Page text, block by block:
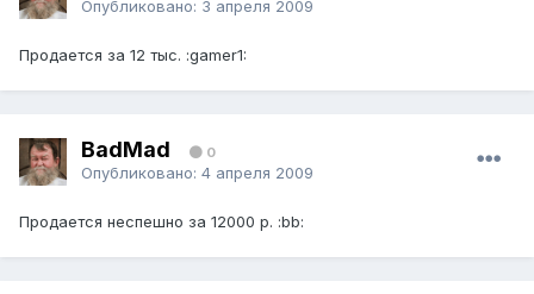
Опубликовано: 3 апреля 2009
Продается за 12 тыс. :gamer1:
BadMad 0
Опубликовано: 4 апреля 2009
Продается неспешно за 12000 р. :bb: